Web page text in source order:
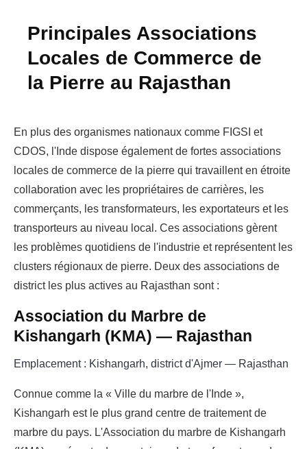
Principales Associations
Locales de Commerce de
la Pierre au Rajasthan
En plus des organismes nationaux comme FIGSI et
CDOS, l'Inde dispose également de fortes associations
locales de commerce de la pierre qui travaillent en étroite
collaboration avec les propriétaires de carrières, les
commerçants, les transformateurs, les exportateurs et les
transporteurs au niveau local. Ces associations gèrent
les problèmes quotidiens de l'industrie et représentent les
clusters régionaux de pierre. Deux des associations de
district les plus actives au Rajasthan sont :
Association du Marbre de
Kishangarh (KMA) — Rajasthan
Emplacement : Kishangarh, district d'Ajmer — Rajasthan
Connue comme la « Ville du marbre de l'Inde »,
Kishangarh est le plus grand centre de traitement de
marbre du pays. L'Association du marbre de Kishangarh